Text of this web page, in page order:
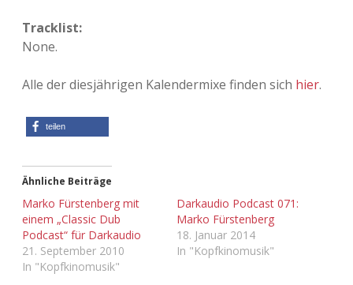
Tracklist:
None.
Alle der diesjährigen Kalendermixe finden sich hier.
teilen
Ähnliche Beiträge
Marko Fürstenberg mit
einem „Classic Dub
Podcast“ für Darkaudio
21. September 2010
In "Kopfkinomusik"
Darkaudio Podcast 071:
Marko Fürstenberg
18. Januar 2014
In "Kopfkinomusik"